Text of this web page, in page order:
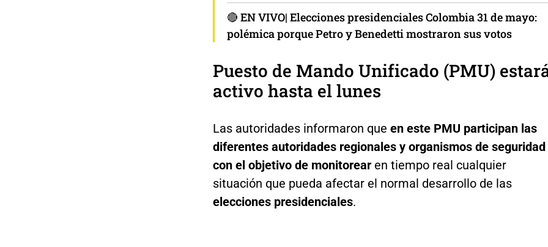
🔴 EN VIVO| Elecciones presidenciales Colombia 31 de mayo:
polémica porque Petro y Benedetti mostraron sus votos
Puesto de Mando Unificado (PMU)
activo hasta el lunes
Las autoridades informaron que en este PMU participan las
diferentes autoridades regionales y organismos de seguridad
con el objetivo de monitorearen tiempo real cualquier
situación que pueda afectar el normal desarrollo de las
elecciones presidenciales.